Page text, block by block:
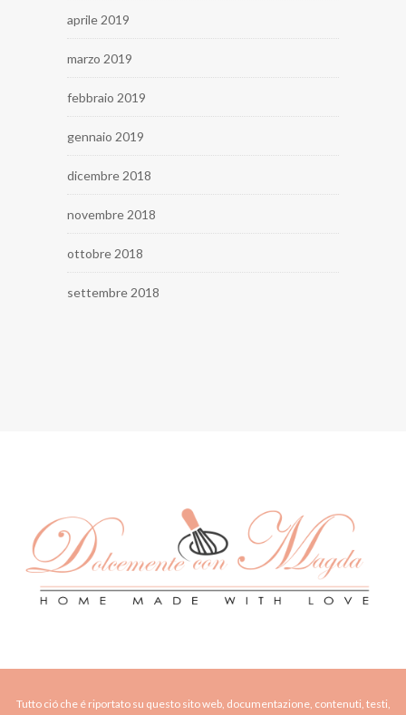
aprile 2019
marzo 2019
febbraio 2019
gennaio 2019
dicembre 2018
novembre 2018
ottobre 2018
settembre 2018
Tutto ció che é riportato su questo sito web, documentazione, contenuti, testi,